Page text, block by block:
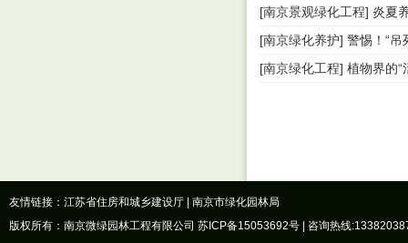
[南京景观绿化工程] 炎夏
[南京绿化养护] 警惕！“吊
[南京绿化工程] 植物界的
友情链接： 江苏省住房和城乡建设厅
南京市绿化园林局
版权所有：南京微绿园林工程有限公司 苏ICP备15053692号 | 咨询热线